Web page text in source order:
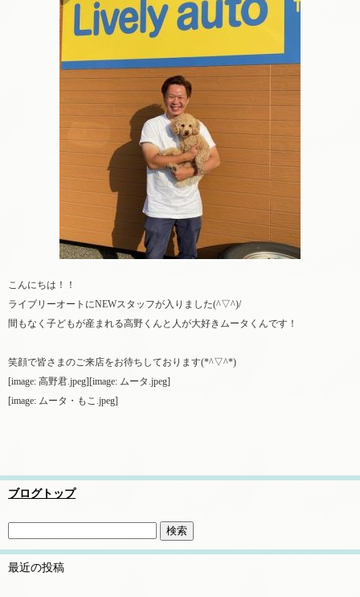
こんにちは！！
ライブリーオートにNEWスタッフが入りました(^▽^)/
間もなく子どもが産まれる高野くんと人が大好きムータくんです！
笑顔で皆さまのご来店をお待ちしております(*^▽^*)
[image: 高野君.jpeg][image: ムータ.jpeg]
[image: ムータ・もこ.jpeg]
ブログトップ
最近の投稿